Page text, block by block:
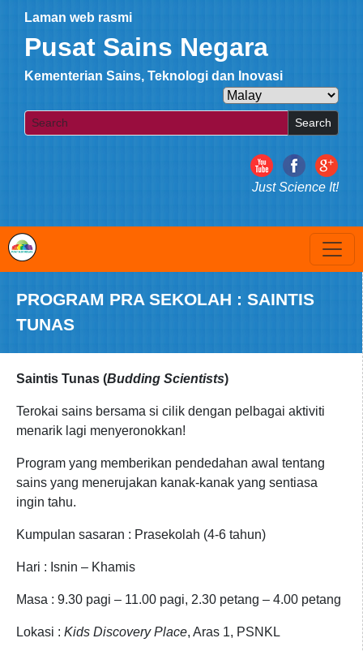
Laman web rasmi
Pusat Sains Negara
Kementerian Sains, Teknologi dan Inovasi
Search
Just Science It!
PROGRAM PRA SEKOLAH : SAINTIS
TUNAS
Saintis Tunas (Budding Scientists)
Terokai sains bersama si cilik dengan pelbagai aktiviti
menarik lagi menyeronokkan!
Program yang memberikan pendedahan awal tentang
sains yang menerujakan kanak-kanak yang sentiasa
ingin tahu.
Kumpulan sasaran : Prasekolah (4-6 tahun)
Hari : Isnin – Khamis
Masa : 9.30 pagi – 11.00 pagi, 2.30 petang – 4.00 petang
Lokasi : Kids Discovery Place, Aras 1, PSNKL